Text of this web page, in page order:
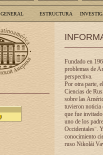
GENERAL ESTRUCTURA
Fundado en
problemas de
perspectiva.
Por otra parte,
Ciencias de
sobre las
tuvieron noticia
que fue
uno de los
Occidentales¨.
conocimiento
ruso Nikolái